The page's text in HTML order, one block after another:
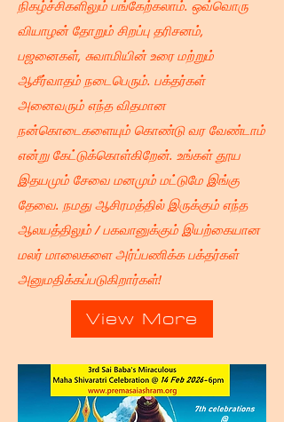
நிகழ்ச்சிகளிலும் பங்கேற்கலாம். ஒவ்வொரு
வியாழன் தோறும் சிறப்பு தரிசனம்,
பஜனைகள், சுவாமியின் உரை மற்றும்
ஆசீர்வாதம் நடைபெரும். பக்தர்கள்
அனைவரும் எந்த விதமான
நன்கொடைகளையும் கொண்டு வர வேண்டாம்
என்று கேட்டுக்கொள்கிறேன். உங்கள் தூய
இதயமும் சேவை மனமும் மட்டுமே இங்கு
தேவை. நமது ஆசிரமத்தில் இருக்கும் எந்த
ஆலயத்திலும் / பகவானுக்கும் இயற்கையான
மலர் மாலைகளை அர்ப்பணிக்க பக்தர்கள்
அனுமதிக்கப்படுகிறார்கள்!
View More